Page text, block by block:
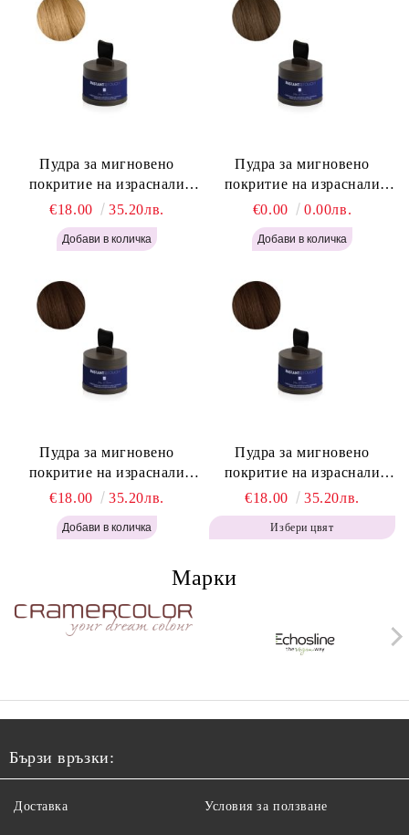
Пудра за мигновено
покритие на израснали
корени Русо - Labor Pro
Instant Retouch Powder -
Blonde H645
€18.00 35.20лв.
Пудра за мигновено
покритие на израснали
корени Светло Кафяво -
Labor Pro Instant Retouch
Powder - Light Brown H644
€0.00 0.00лв.
Пудра за мигновено
покритие на израснали
корени Топло Кафяво -
Labor Pro Instant Retouch
Powder - Warm Brown H643
€18.00 35.20лв.
Пудра за мигновено
покритие на израснали
корени Кафяво - Labor Pro
Instant Retouch Powder -
Brown H642
€18.00 35.20лв.
Избери цвят
Марки
Бързи връзки:
Доставка Условия за ползване